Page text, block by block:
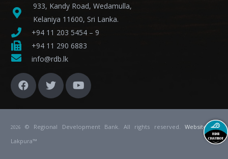
933, Kandy Road, Wedamulla,
Kelaniya 11600, Sri Lanka.
+94 11 203 5454 – 9
+94 11 290 6883
info@rdb.lk
2026 © Regional Development Bank. All rights reserved. Websiteby
Lakpura™